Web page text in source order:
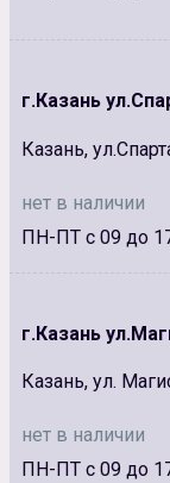
г.Казань
Казань,
нет в наличии
ПН-ПТ с 09 до
г.Казань
Казань, ул.
нет в наличии
ПН-ПТ с 09 до